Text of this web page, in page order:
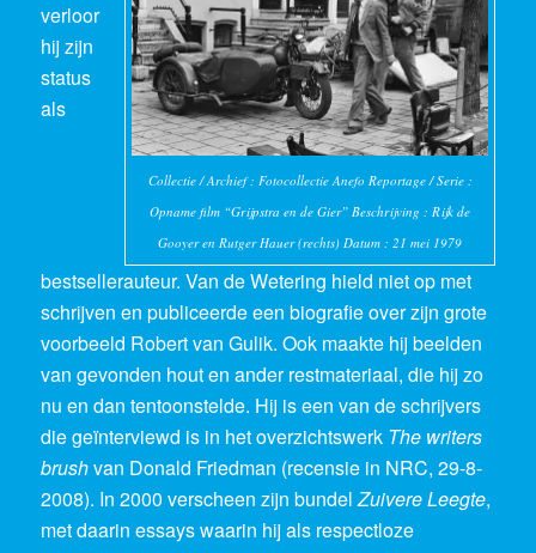
Collectie / Archief : Fotocollectie Anefo Reportage / Serie :
Opname film “Grijpstra en de Gier” Beschrijving : Rijk de
Gooyer en Rutger Hauer (rechts) Datum : 21 mei 1979
verloor
hij zijn
status
als
bestsellerauteur. Van de Wetering hield niet op met
schrijven en publiceerde een biografie over zijn grote
voorbeeld Robert van Gulik. Ook maakte hij beelden
van gevonden hout en ander restmateriaal, die hij zo
nu en dan tentoonstelde. Hij is een van de schrijvers
die geïnterviewd is in het overzichtswerk The writers
brushvan Donald Friedman (recensie in NRC, 29-8-
2008). In 2000 verscheen zijn bundelZuivere Leegte,
met daarin essays waarin hij als respectloze